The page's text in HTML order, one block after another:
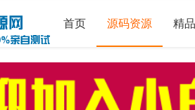
首页 源码资源 精